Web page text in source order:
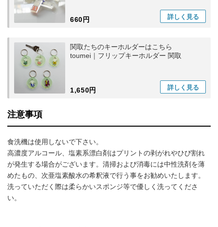
660円 詳しく 見る
関取たちのキーホルダーはこちら
toumei｜フリップキーホルダー 関取
1,650円 詳しく 見る
注意事項
食洗機は使用しないで下さい。
高濃度アルコール、塩素系漂白剤はプリントの剥がれやひび割れ
が発生する場合がございます。清掃および消毒には中性洗剤を薄
めたもの、次亜塩素酸水の希釈液で行う事をお勧めいたします。
洗っていただく際は柔らかいスポンジ等で優しく洗ってくださ
い。